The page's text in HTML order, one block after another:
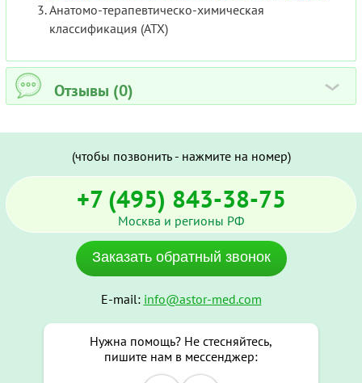
Анатомо-терапевтическо-химическая
классификация (ATX)
Отзывы (0) ›
(чтобы позвонить - нажмите на номер)
+7 (495) 843-38-75
Москва и регионы РФ
Заказать обратный звонок
E-mail: info@astor-med.com
Нужна помощь? Не стесняйтесь,
пишите нам в мессенджер: